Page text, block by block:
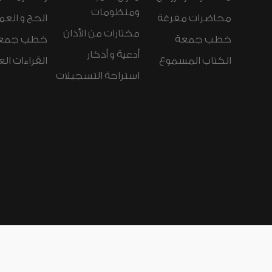
محاضرات مفرغة
خطب جمعة
الكتاب المسموع
ومنظومات
مختارات من الأذان
أدعية و أذكار
استراحة التسجيلات
الحج و
خطب
القراءات